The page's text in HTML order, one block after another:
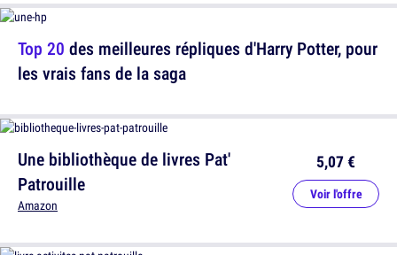
Une bibliothèque de livres Pat'
Patrouille
Amazon
5,07 €
Voir l'offre
Top 20 des meilleures répliques d'Harry Potter, pour
les vrais fans de la saga